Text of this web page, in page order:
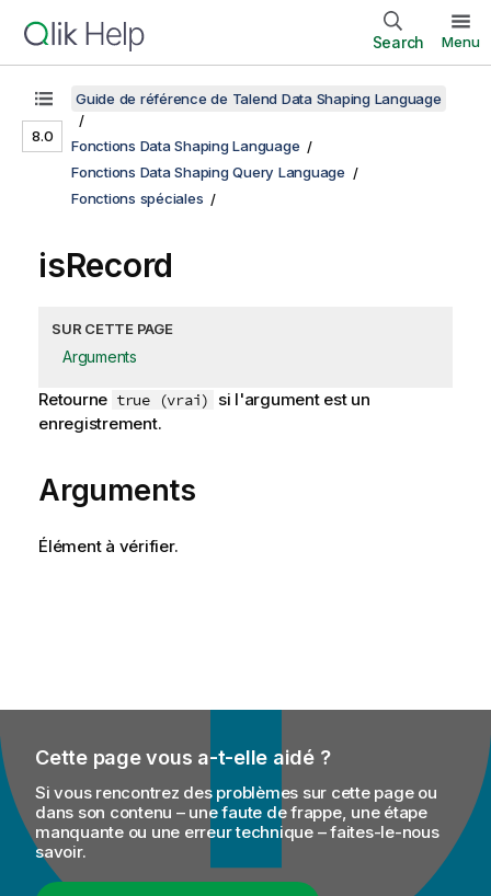
Search Menu
8.0
Guide de référence de Talend Data Shaping Language
Fonctions Data Shaping Language
Fonctions Data Shaping Query Language
Fonctions spéciales
isRecord
SUR CETTE PAGE
Arguments
Retourne true (vrai)
si l'argument est un
enregistrement.
Arguments
Élément à vérifier.
Cette page vous a-t-elle aidé ?
Si vous rencontrez des problèmes sur cette page ou
dans son contenu – une faute de frappe, une étape
manquante ou une erreur technique – faites-le-nous
savoir.